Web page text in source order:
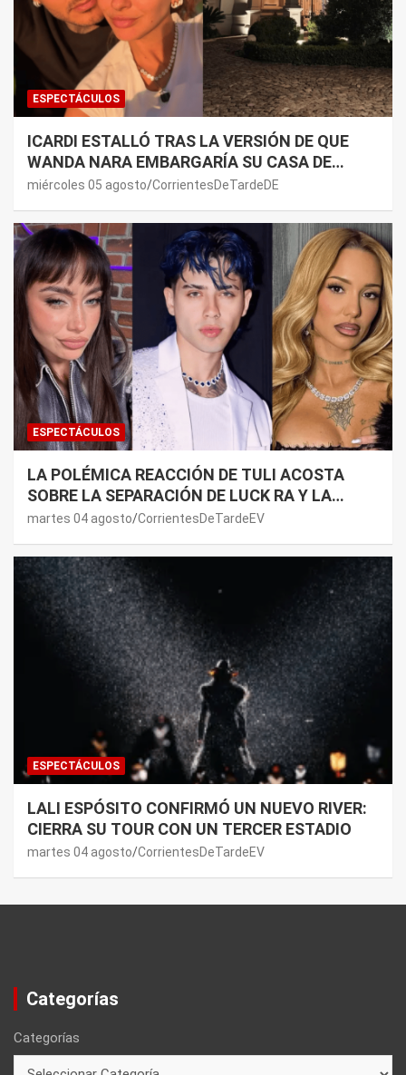
ESPECTÁCULOS
ICARDI ESTALLÓ TRAS LA VERSIÓN DE QUE
WANDA NARA EMBARGARÍA SU CASA DE
NORDELTA: “NECESITAN RASCAR DE ALGÚN
miércoles 05 agosto CorrientesDeTardeDE
ESPECTÁCULOS
LA POLÉMICA REACCIÓN DE TULI ACOSTA
SOBRE LA SEPARACIÓN DE LUCK RA Y LA
JOAQUI: “¿MI VERDAD?”
martes 04 agosto CorrientesDeTardeEV
ESPECTÁCULOS
LALI ESPÓSITO CONFIRMÓ UN NUEVO RIVER:
CIERRA SU TOUR CON UN TERCER ESTADIO
martes 04 agosto CorrientesDeTardeEV
Categorías
Categorías